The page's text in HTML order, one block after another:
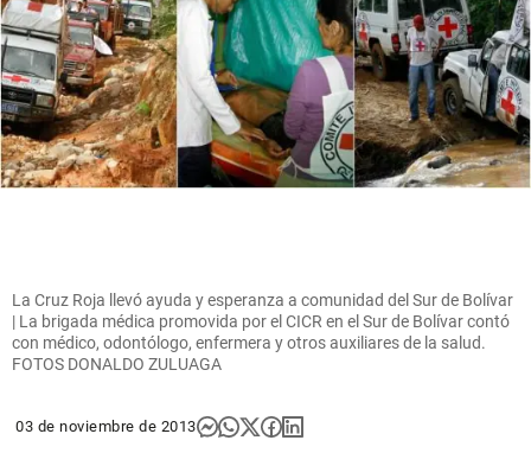
La Cruz Roja llevó ayuda y esperanza a comunidad del Sur de Bolívar
| La brigada médica promovida por el CICR en el Sur de Bolívar contó
con médico, odontólogo, enfermera y otros auxiliares de la salud.
FOTOS DONALDO ZULUAGA
03 de noviembre de 2013